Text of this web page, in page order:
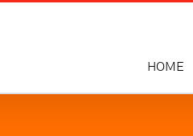
HOME